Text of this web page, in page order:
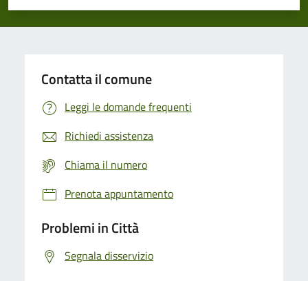
Valuta 5 stelle su 5
Valuta 4 stelle su 5
Valuta 3 stelle su 5
Valuta 2 stelle su 5
Valuta 1 stelle su 5
Contatta il comune
Leggi le domande frequenti
Richiedi assistenza
Chiama il numero
Prenota appuntamento
Problemi in Città
Segnala disservizio